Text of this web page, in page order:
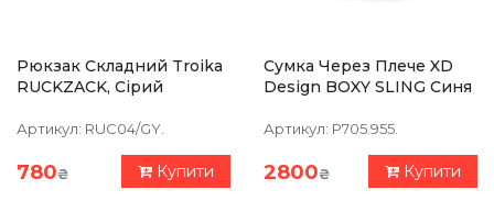
Рюкзак Складний Troika
RUCKZACK, Сірий
Артикул: RUC04/GY.
780₴ Купити
Сумка Через Плече XD
Design BOXY SLING Синя
Артикул: P705.955.
2800₴ Купити